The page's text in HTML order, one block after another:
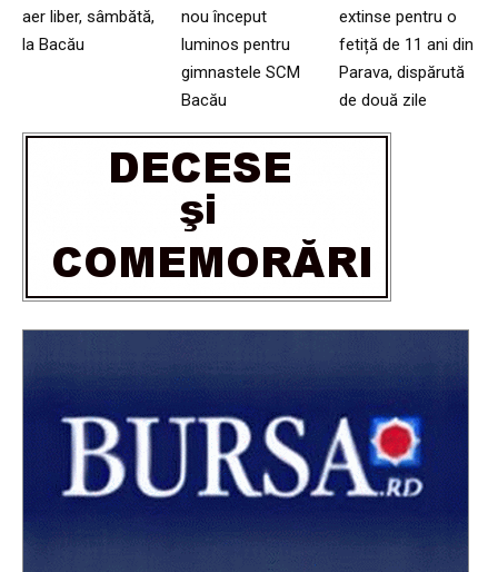
aer liber, sâmbătă,
la Bacău
nou început
luminos pentru
gimnastele SCM
Bacău
extinse pentru o
fetiță de 11 ani din
Parava, dispărută
de două zile